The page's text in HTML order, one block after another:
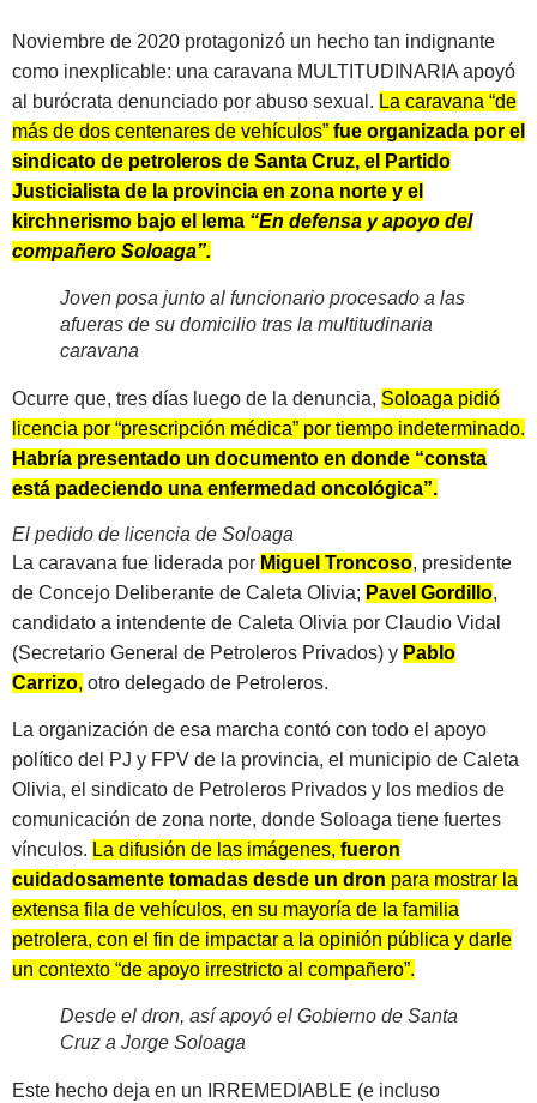
Noviembre de 2020 protagonizó un hecho tan indignante
como inexplicable: una caravana MULTITUDINARIA apoyó
al burócrata denunciado por abuso sexual. La caravana “de
más de dos centenares de vehículos” fue organizada por el
sindicato de petroleros de Santa Cruz, el Partido
Justicialista de la provincia en zona norte y el
kirchnerismo bajo el lema “En defensa y apoyo del
compañero Soloaga”.
Joven posa junto al funcionario procesado a las
afueras de su domicilio tras la multitudinaria
caravana
Ocurre que, tres días luego de la denuncia, Soloaga pidió
licencia por “prescripción médica” por tiempo indeterminado.
Habría presentado un documento en donde “consta
está padeciendo una enfermedad oncológica”.
El pedido de licencia de Soloaga
La caravana fue liderada por Miguel Troncoso, presidente
de Concejo Deliberante de Caleta Olivia; Pavel Gordillo,
candidato a intendente de Caleta Olivia por Claudio Vidal
(Secretario General de Petroleros Privados) y Pablo
Carrizo, otro delegado de Petroleros.
La organización de esa marcha contó con todo el apoyo
político del PJ y FPV de la provincia, el municipio de Caleta
Olivia, el sindicato de Petroleros Privados y los medios de
comunicación de zona norte, donde Soloaga tiene fuertes
vínculos. La difusión de las imágenes, fueron
cuidadosamente tomadas desde un dron para mostrar la
extensa fila de vehículos, en su mayoría de la familia
petrolera, con el fin de impactar a la opinión pública y darle
un contexto “de apoyo irrestricto al compañero”.
Desde el dron, así apoyó el Gobierno de Santa
Cruz a Jorge Soloaga
Este hecho deja en un IRREMEDIABLE (e incluso